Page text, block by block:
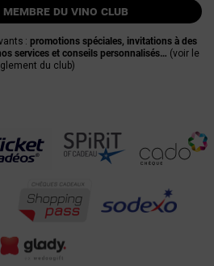
du vino club
: promotions spéciales, invitations à des
services et conseils personnalisés… (voir le
du club)